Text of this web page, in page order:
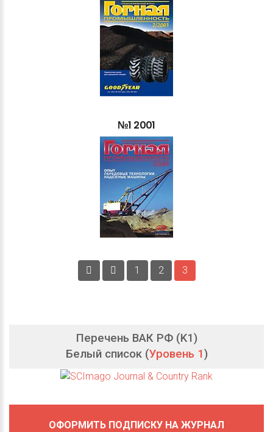
№1 2001
1 2 3
Перечень ВАК РФ (K1)
Белый список (Уровень 1)
ОФОРМИТЬ ПОДПИСКУ НА ЖУРНАЛ